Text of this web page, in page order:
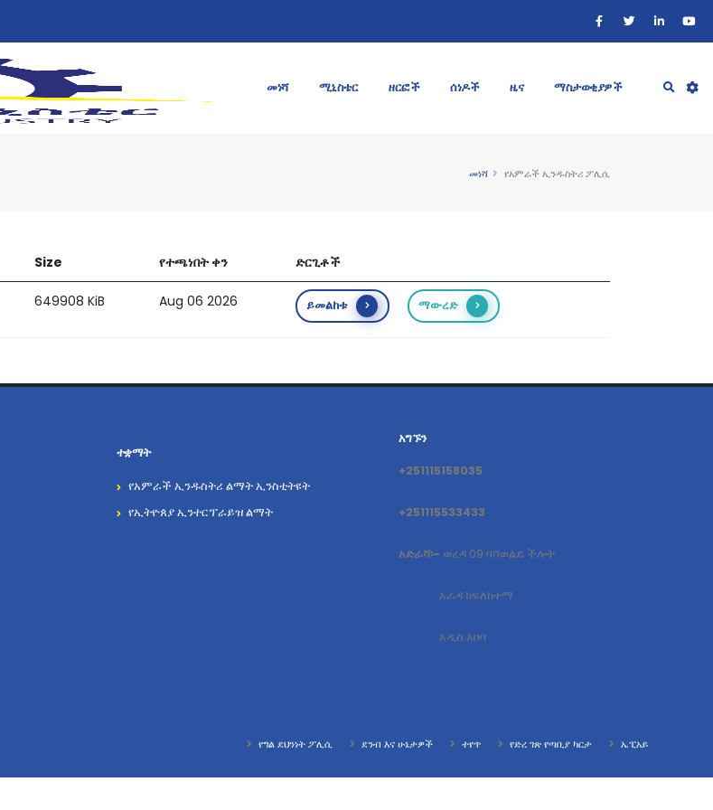
መነሻ ሚኒስቴር ዘርፎች ሰነዶች ዜና ማስታወቂያዎች
መነሻ የአምራች ኢንዱስትሪ ፖሊሲ
Size የተጫነበት ቀን ድርጊቶች
649908 KiB Aug 06 2026 ይመልከቱ ማውረድ
ተቋማት
የአምራች ኢንዱስትሪ ልማት ኢንስቲትዩት
የኢትዮጰያ ኢንተርፕራይዝ ልማት
አግኙን
+251115158035
+251115533433
አድራሻ፡- ወረዳ 09 ባሻወልዴ ችሎት
አራዳ ክፍለከተማ
አዲስ አበባ
የግል ደህንነት ፖሊሲ ደንብ እና ሁኔታዎች ተየጥ የድረ ገጽ የጣቢያ ካርታ ኤፒአይ